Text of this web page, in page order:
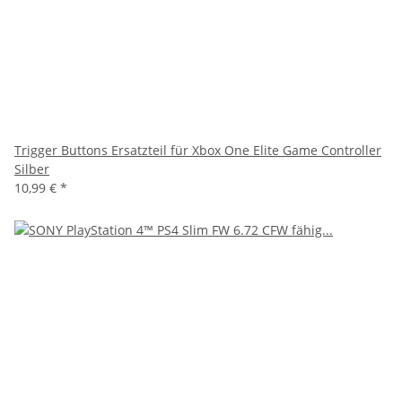
Trigger Buttons Ersatzteil für Xbox One Elite Game Controller
Silber
10,99 € *